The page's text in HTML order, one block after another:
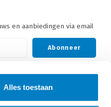
Alles toestaan
en aanbiedingen via email
Abonneer